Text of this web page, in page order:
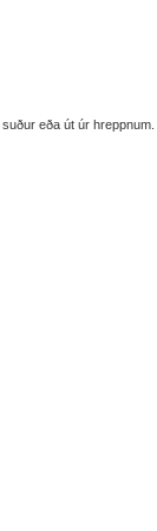
eða út úr hreppnum.